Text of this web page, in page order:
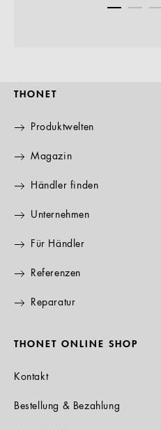
THONET
Produktwelten
Magazin
Händler finden
Unternehmen
Für Händler
Referenzen
Reparatur
THONET ONLINE SHOP
Kontakt
Bestellung & Bezahlung